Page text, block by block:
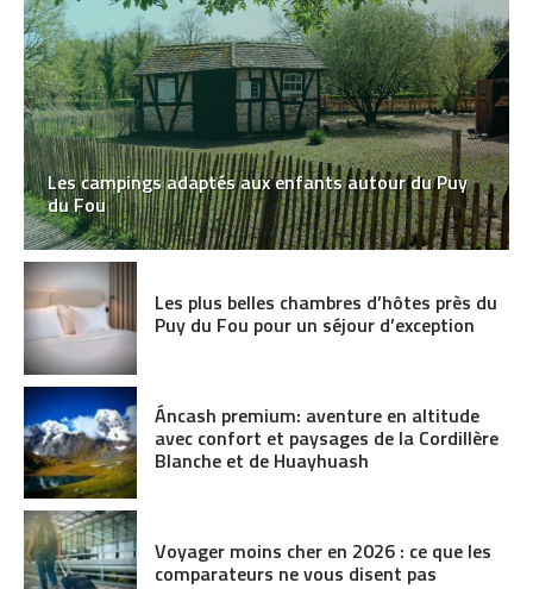
Les campings adaptés aux enfants autour du Puy
du Fou
Les plus belles chambres d’hôtes près du
Puy du Fou pour un séjour d’exception
Áncash premium: aventure en altitude
avec confort et paysages de la Cordillère
Blanche et de Huayhuash
Voyager moins cher en 2026 : ce que les
comparateurs ne vous disent pas